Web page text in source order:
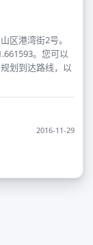
区港湾街2号。
。您可以
划到达路线，以
2016-11-29